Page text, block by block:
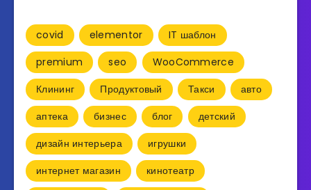
covid elementor
IT шаблон
premium
seo
WooCommerce
Клининг
Продуктовый Такси
авто
аптека
бизнес блог
детский
дизайн интерьера
игрушки
интернет магазин
кинотеатр